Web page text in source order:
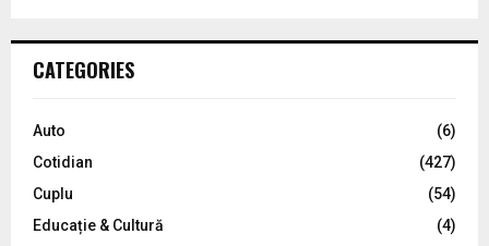
h
o
:
C
CATEGORIES
Auto
(6)
Cotidian
(427)
Cuplu
(54)
Educație & Cultură
(4)